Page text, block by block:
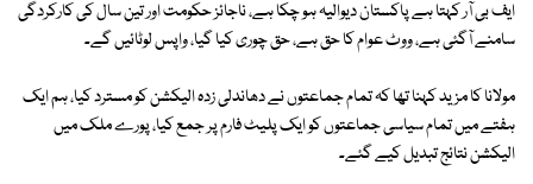
ایف بی آر کہتا ہے پاکستان دیوالیہ ہو چکا ہے، ناجائز حکومت اور تین سال کی کارکردگی
سامنے آگئی ہے، ووٹ عوام کا حق ہے، حق چوری کیا گیا، واپس لوٹائیں گے۔
مولانا کا مزید کہنا تھا کہ تمام جماعتوں نے دھاندلی زدہ الیکشن کو مسترد کیا، ہم ایک
ہفتے میں تمام سیاسی جماعتوں کو ایک پلیٹ فارم پر جمع کیا، پورے ملک میں
الیکشن نتائج تبدیل کیے گئے۔